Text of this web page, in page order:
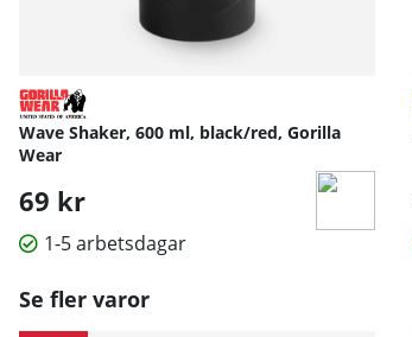
Wave Shaker, 600 ml, black/red, Gorilla
Wear
69 kr
1-5 arbetsdagar
Se fler varor